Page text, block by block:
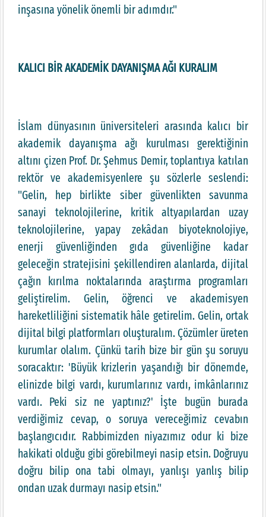
inşasına yönelik önemli bir adımdır."
KALICI BİR AKADEMİK DAYANIŞMA AĞI KURALIM
İslam dünyasının üniversiteleri arasında kalıcı bir
akademik dayanışma ağı kurulması gerektiğinin
altını çizen Prof. Dr. Şehmus Demir, toplantıya katılan
rektör ve akademisyenlere şu sözlerle seslendi:
"Gelin, hep birlikte siber güvenlikten savunma
sanayi teknolojilerine, kritik altyapılardan uzay
teknolojilerine, yapay zekâdan biyoteknolojiye,
enerji güvenliğinden gıda güvenliğine kadar
geleceğin stratejisini şekillendiren alanlarda, dijital
çağın kırılma noktalarında araştırma programları
geliştirelim. Gelin, öğrenci ve akademisyen
hareketliliğini sistematik hâle getirelim. Gelin, ortak
dijital bilgi platformları oluşturalım. Çözümler üreten
kurumlar olalım. Çünkü tarih bize bir gün şu soruyu
soracaktır: 'Büyük krizlerin yaşandığı bir dönemde,
elinizde bilgi vardı, kurumlarınız vardı, imkânlarınız
vardı. Peki siz ne yaptınız?' İşte bugün burada
verdiğimiz cevap, o soruya vereceğimiz cevabın
başlangıcıdır. Rabbimizden niyazımız odur ki bize
hakikati olduğu gibi görebilmeyi nasip etsin. Doğruyu
doğru bilip ona tabi olmayı, yanlışı yanlış bilip
ondan uzak durmayı nasip etsin."